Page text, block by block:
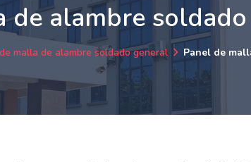
de alambre
malla de alambre soldado general Panel de